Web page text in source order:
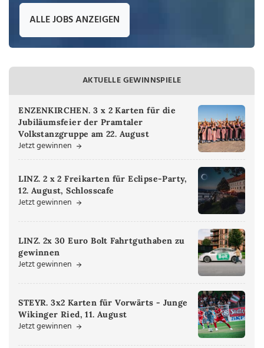
ALLE JOBS ANZEIGEN
AKTUELLE GEWINNSPIELE
ENZENKIRCHEN. 3 x 2 Karten für die
Jubiläumsfeier der Pramtaler
Volkstanzgruppe am 22. August
Jetzt gewinnen
LINZ. 2 x 2 Freikarten für Eclipse-Party,
12. August, Schlosscafe
Jetzt gewinnen
LINZ. 2x 30 Euro Bolt Fahrtguthaben zu
gewinnen
Jetzt gewinnen
STEYR. 3x2 Karten für Vorwärts - Junge
Wikinger Ried, 11. August
Jetzt gewinnen